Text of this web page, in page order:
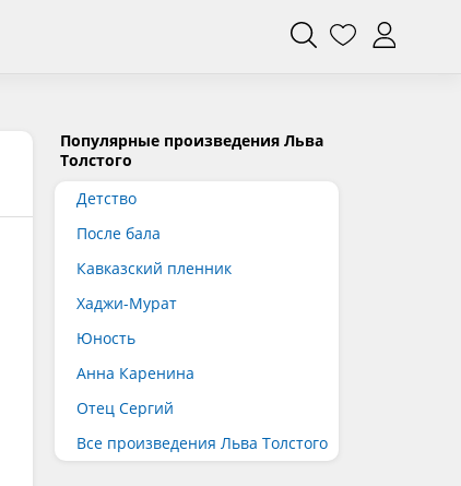
Популярные произведения Льва
Толстого
Детство
После бала
Кавказский пленник
Хаджи-Мурат
Юность
Анна Каренина
Отец Сергий
Все произведения Льва Толстого